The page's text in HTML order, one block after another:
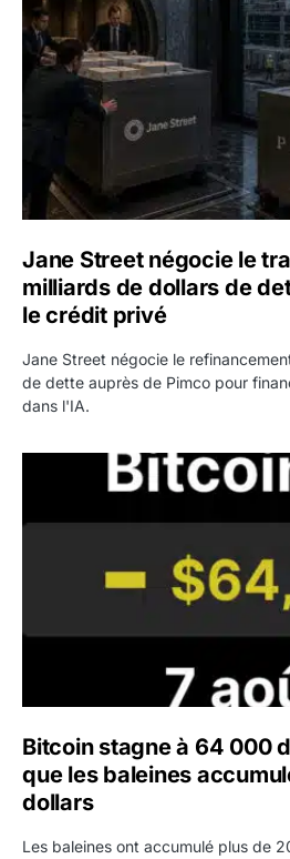
Jane Street négocie le
milliards de dollars de
le crédit privé
Jane Street négocie le
de dette auprès de Pimco pour
dans l'IA.
Bitcoin stagne à 64 000
Bitcoin stagne à 64 000
que les baleines
dollars
Les baleines ont accumulé plus de